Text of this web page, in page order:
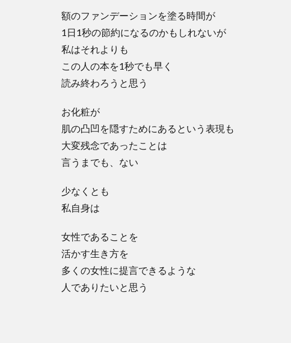
額のファンデーションを塗る時間が
1日1秒の節約になるのかもしれないが
私はそれよりも
この人の本を1秒でも早く
読み終わろうと思う
お化粧が
肌の凸凹を隠すためにあるという表現も
大変残念であったことは
言うまでも、ない
少なくとも
私自身は
女性であることを
活かす生き方を
多くの女性に提言できるような
人でありたいと思う